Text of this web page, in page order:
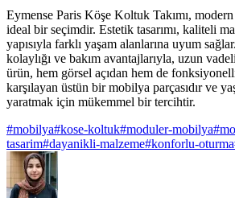
Eymense Paris Köşe Koltuk Takımı,
ideal bir seçimdir. Estetik tasarımı, kaliteli
yapısıyla farklı yaşam alanlarına uyum
kolaylığı ve bakım avantajlarıyla, uzun
ürün, hem görsel açıdan hem de
karşılayan üstün bir mobilya parçasıdır ve
yaratmak için mükemmel bir tercihtir.
#mobilya#kose-koltuk#moduler-mobilya#
tasarim#dayanikli-malzeme#konforlu-oturma